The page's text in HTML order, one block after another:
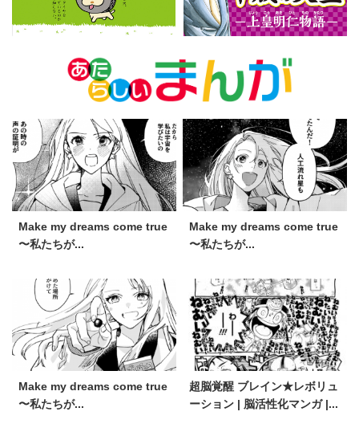
Make my dreams come true
〜私たちが...
Make my dreams come true
〜私たちが...
Make my dreams come true
〜私たちが...
超脳覚醒 ブレイン★レボリュ
ーション | 脳活性化マンガ |...